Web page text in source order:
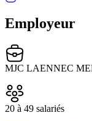
Employeur
MJC LAENNEC
20 à 49 salariés